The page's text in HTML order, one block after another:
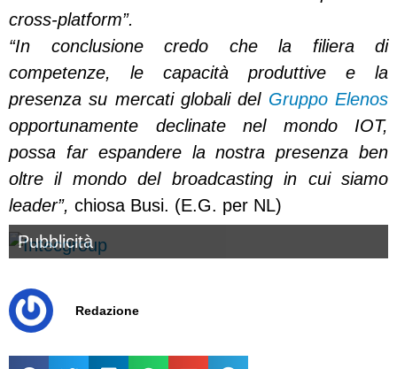
cross-platform”.
“In conclusione credo che la filiera di
competenze, le capacità produttive e la
presenza su mercati globali del Gruppo Elenos
opportunamente declinate nel mondo IOT,
possa far espandere la nostra presenza ben
oltre il mondo del broadcasting in cui siamo
leader”, chiosa Busi. (E.G. per NL)
Pubblicità
Redazione